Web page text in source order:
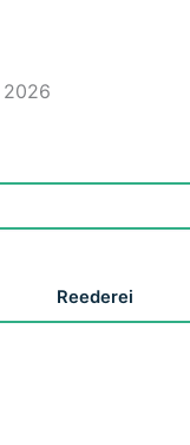
2026
Reederei